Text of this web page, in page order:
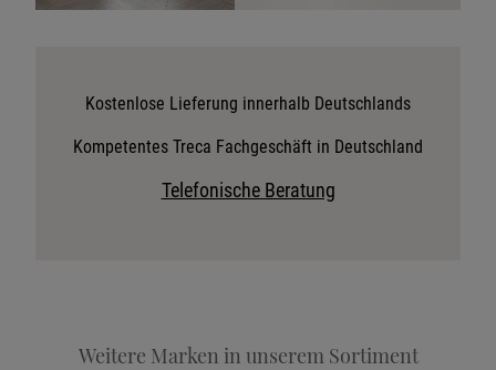
Stoffkollektion anfordern
Telefonische Beratung anfordern
Kostenlose Lieferung innerhalb Deutschlands
Kompetentes Treca Fachgeschäft in Deutschland
Telefonische Beratung
Weitere Marken in unserem Sortiment